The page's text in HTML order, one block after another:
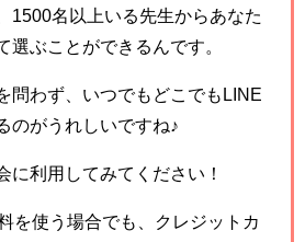
1500名以上いる先生からあなた
選ぶことができるんです。
問わず、いつでもどこでもLINE
のがうれしいですね♪
に利用してみてください！
を使う場合でも、クレジットカ